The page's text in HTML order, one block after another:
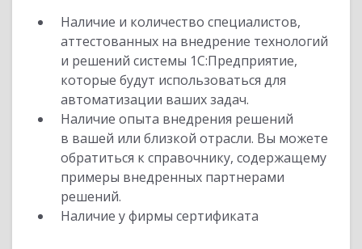
Наличие и количество специалистов,
аттестованных на внедрение технологий
и решений системы 1С:Предприятие,
которые будут использоваться для
автоматизации ваших задач.
Наличие опыта внедрения решений
в вашей или близкой отрасли. Вы можете
обратиться к справочнику, содержащему
примеры внедренных партнерами
решений.
Наличие у фирмы сертификата